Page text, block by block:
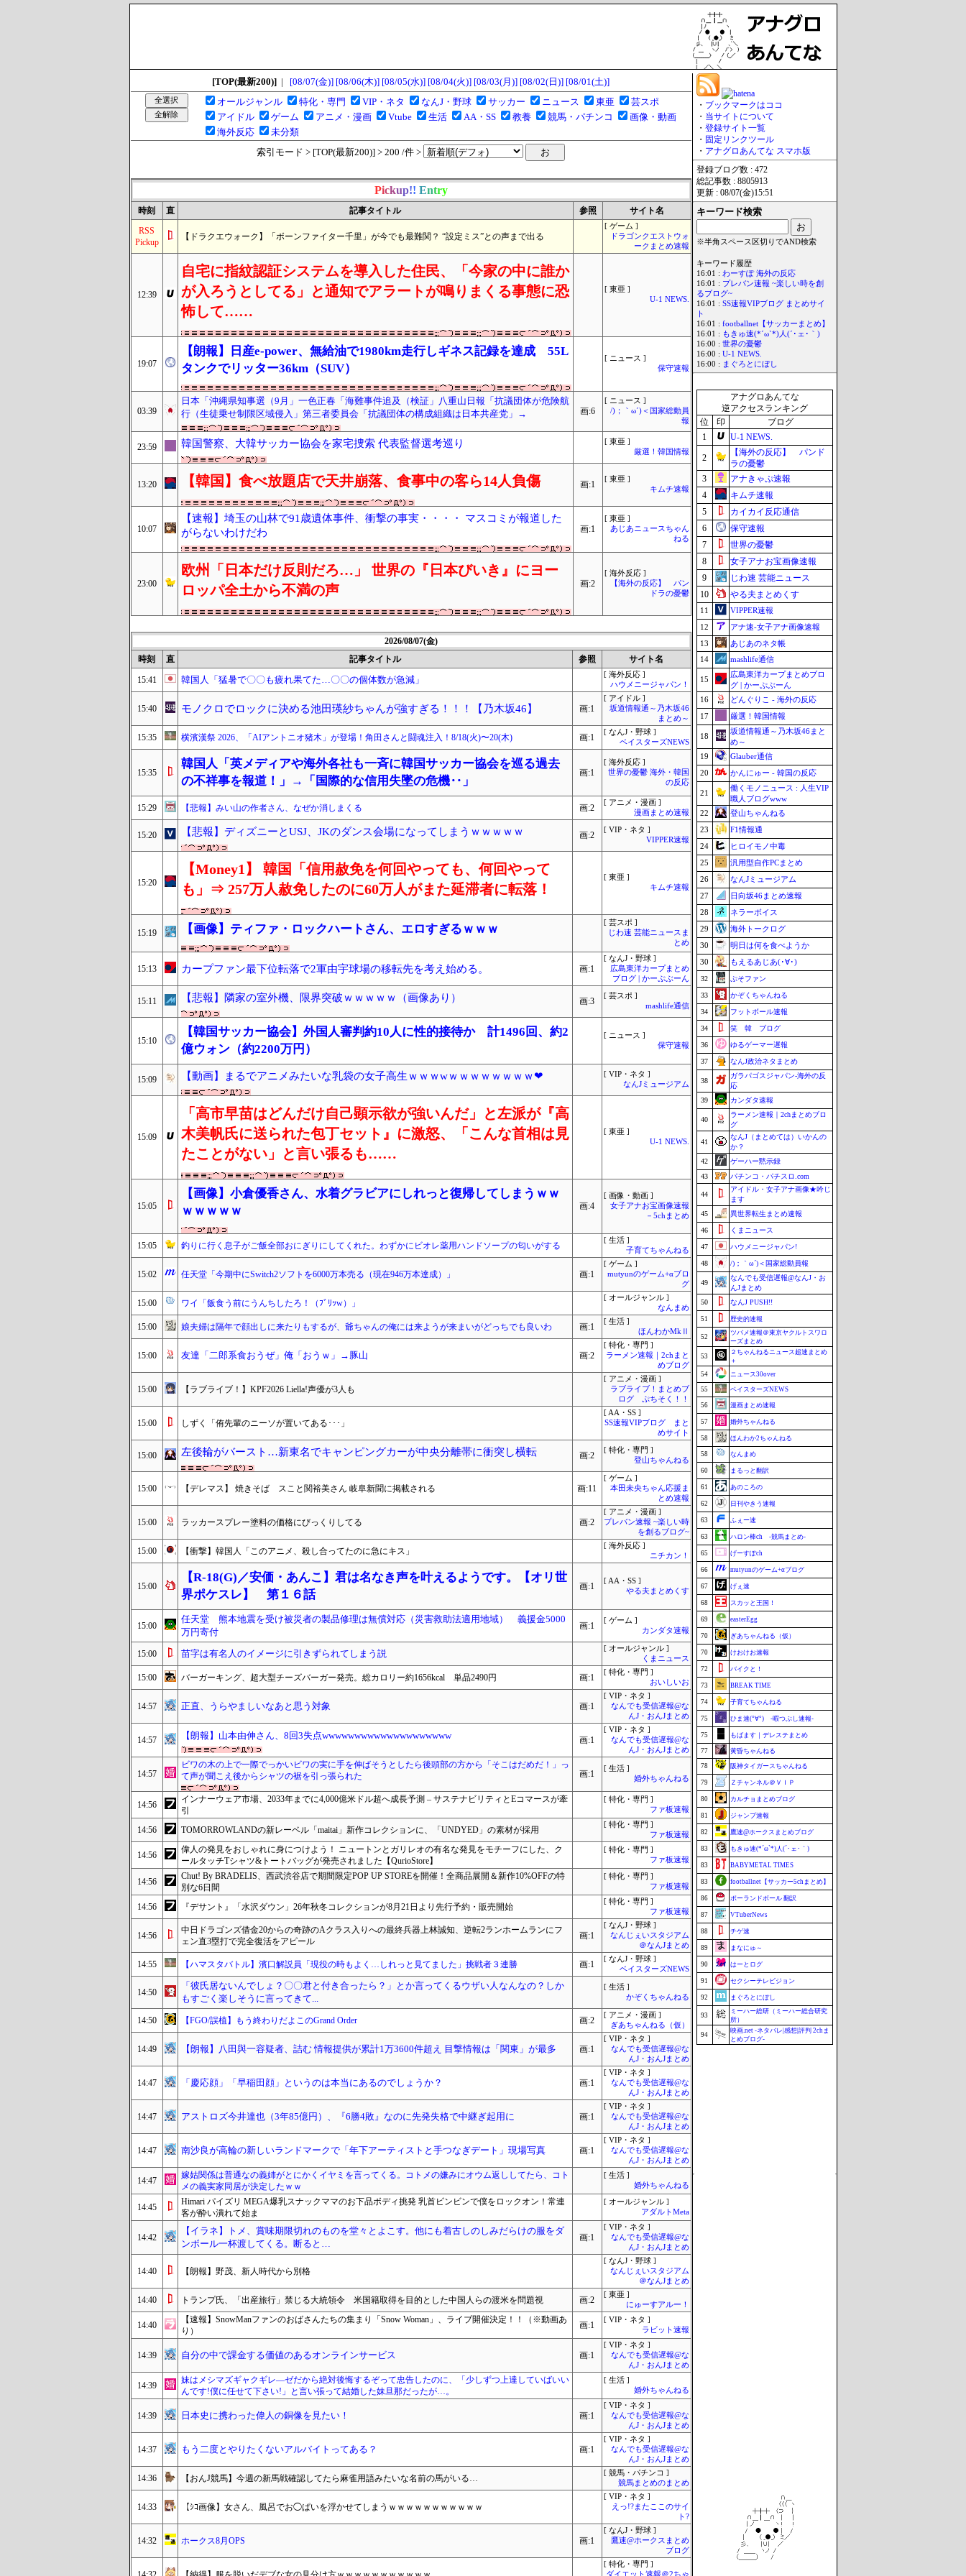
[TOP(最新200)] | [08/07(金)] [08/06(木)] [08/05(水)] [08/04(火)] [08/03(月)] [08/02(日)] [08/01(土)]
オールジャンル
特化・専門 VIP・ネタ なんJ・野球 サッカー ニュース 東亜
芸スポ
アイドル
ゲーム アニメ・漫画 Vtube 生活 AA・SS 教養 競馬・パチンコ
画像・動画
海外反応
未分類
索引モード > [TOP(最新200)] > 200 /件 >
Pickup!! Entry
時刻 直 記事タイトル 参照
サイト名
RSS
Pickup
【ドラクエウォーク】「ボーンファイター千里」が今でも最難関？ “設定ミス”との声まで出る
[ ゲーム ]
ドラゴンクエストウォ
ークまとめ速報
12:39
自宅に指紋認証システムを導入した住民、「今家の中に誰か
が入ろうとしてる」と通知でアラートが鳴りまくる事態に恐
怖して……
[ 東亜 ]
U-1 NEWS.
19:07
【朗報】日産e-power、無給油で1980km走行しギネス記録を達成 55L
タンクでリッター36km（SUV）
[ ニュース ]
保守速報
03:39
日本「沖縄県知事選（9月」一色正春「海難事件追及（検証」八重山日報「抗議団体が危険航
行（生徒乗せ制限区域侵入」第三者委員会「抗議団体の構成組織は日本共産党」→
画:6
[ ニュース ]
/)；｀ω´)＜国家総動員
報
23:59 韓国警察、大韓サッカー協会を家宅捜索 代表監督選考巡り
[ 東亜 ]
厳選！韓国情報
13:20 【韓国】食べ放題店で天井崩落、食事中の客ら14人負傷 画:1
[ 東亜 ]
キムチ速報
10:07
【速報】埼玉の山林で91歳遺体事件、衝撃の事実・・・・ マスコミが報道した
がらないわけだわ
画:1
[ 東亜 ]
あじあニュースちゃん
ねる
23:00
欧州「日本だけ反則だろ…」 世界の『日本びいき』にヨー
ロッパ全土から不満の声
画:2
[ 海外反応 ]
【海外の反応】 パン
ドラの憂鬱
2026/08/07(金)
時刻
直 記事タイトル 参照 サイト名
15:41 韓国人「猛暑で〇〇も疲れ果てた…〇〇の個体数が急減」
[ 海外反応 ]
ハウメニージャパン！
15:40 モノクロでロックに決める池田瑛紗ちゃんが強すぎる！！！【乃木坂46】 画:1
[ アイドル ]
坂道情報通～乃木坂46
まとめ～
15:35 横濱漢祭 2026、「AIアントニオ猪木」が登場！角田さんと闘魂注入！8/18(火)〜20(木) 画:1
[ なんJ・野球 ]
ベイスターズNEWS
15:35
韓国人「英メディアや海外各社も一斉に韓国サッカー協会を巡る過去
の不祥事を報道！」→「国際的な信用失墜の危機‥」
画:1
[ 海外反応 ]
世界の憂鬱 海外・韓国
の反応
15:29 【悲報】みい山の作者さん、なぜか消しまくる 画:2
[ アニメ・漫画 ]
漫画まとめ速報
15:20 【悲報】ディズニーとUSJ、JKのダンス会場になってしまうｗｗｗｗｗ 画:2
[ VIP・ネタ ]
VIPPER速報
15:20
【Money1】 韓国「信用赦免を何回やっても、何回やって
も」⇒ 257万人赦免したのに60万人がまた延滞者に転落！
[ 東亜 ]
キムチ速報
15:19 【画像】ティファ・ロックハートさん、エロすぎるｗｗｗ
[ 芸スポ ]
じわ速 芸能ニュースま
とめ
15:13 カープファン最下位転落で2軍由宇球場の移転先を考え始める。 画:1
[ なんJ・野球 ]
広島東洋カープまとめ
ブログ | かーぷぶーん
15:11 【悲報】隣家の室外機、限界突破ｗｗｗｗｗ（画像あり） 画:3
[ 芸スポ ]
mashlife通信
15:10
【韓国サッカー協会】外国人審判約10人に性的接待か 計1496回、約2
億ウォン（約2200万円）
[ ニュース ]
保守速報
15:09 【動画】まるでアニメみたいな乳袋の女子高生ｗｗｗwｗｗｗｗｗｗｗｗ❤
[ VIP・ネタ ]
なんJミュージアム
15:09
「高市早苗はどんだけ自己顕示欲が強いんだ」と左派が『高
木美帆氏に送られた包丁セット』に激怒、「こんな首相は見
たことがない」と言い張るも……
[ 東亜 ]
U-1 NEWS.
15:05
【画像】小倉優香さん、水着グラビアにしれっと復帰してしまうｗｗ
ｗｗｗｗｗ
画:4
[ 画像・動画 ]
女子アナお宝画像速報
－5chまとめ
15:05 釣りに行く息子がご飯全部おにぎりにしてくれた。わずかにビオレ薬用ハンドソープの匂いがする
[ 生活 ]
子育てちゃんねる
15:02 任天堂「今期中にSwitch2ソフトを6000万本売る（現在946万本達成）」 画:1
[ ゲーム ]
mutyunのゲーム+αブロ
グ
15:00 ワイ「飯食う前にうんちしたろ！（ﾌﾞﾘｯw）」
[ オールジャンル ]
なんまめ
15:00 娘夫婦は隔年で顔出しに来たりもするが、爺ちゃんの俺には来ようが来まいがどっちでも良いわ 画:1
[ 生活 ]
ほんわかMkⅡ
15:00 友達「二郎系食おうぜ」俺「おうｗ」→豚山 画:2
[ 特化・専門 ]
ラーメン速報｜2chまと
めブログ
15:00 【ラブライブ！】KPF2026 Liella!声優が3人も
[ アニメ・漫画 ]
ラブライブ！まとめブ
ログ ぷちそく！！
15:00 しずく「侑先輩のニーソが置いてある･･･」
[ AA・SS ]
SS速報VIPブログ まと
めサイト
15:00 左後輪がバースト…新東名でキャンピングカーが中央分離帯に衝突し横転 画:2
[ 特化・専門 ]
登山ちゃんねる
15:00 【デレマス】 焼きそば スこと関裕美さん 岐阜新聞に掲載される 画:11
[ ゲーム ]
本田未央ちゃん応援ま
とめ速報
15:00 ラッカースプレー塗料の価格にびっくりしてる 画:2
[ アニメ・漫画 ]
プレバン速報 ~楽しい時
を創るブログ~
15:00 【衝撃】韓国人「このアニメ、殺し合ってたのに急にキス」
[ 海外反応 ]
ニチカン！
15:00
【R-18(G)／安価・あんこ】君は名なき声を叶えるようです。【オリ世
界ポケスレ】 第１６話
画:1
[ AA・SS ]
やる夫まとめくす
15:00
任天堂 熊本地震を受け被災者の製品修理は無償対応（災害救助法適用地域） 義援金5000
万円寄付
画:1
[ ゲーム ]
カンダタ速報
15:00 苗字は有名人のイメージに引きずられてしまう説
[ オールジャンル ]
くまニュース
15:00 バーガーキング、超大型チーズバーガー発売。総カロリー約1656kcal 単品2490円 画:1
[ 特化・専門 ]
おいしいお
14:57 正直、うらやましいなあと思う対象 画:1
[ VIP・ネタ ]
なんでも受信遅報@な
んJ・おんJまとめ
14:57 【朗報】山本由伸さん、8回3失点wwwwwwwwwwwwwwwwwwww 画:1
[ VIP・ネタ ]
なんでも受信遅報@な
んJ・おんJまとめ
14:57
ビワの木の上で一際でっかいビワの実に手を伸ばそうとしたら後頭部の方から「そこはだめだ！」っ
て声が聞こえ後からシャツの裾を引っ張られた
画:1
[ 生活 ]
婚外ちゃんねる
14:56
インナーウェア市場、2033年までに4,000億米ドル超へ成長予測 – サステナビリティとEコマースが牽
引
[ 特化・専門 ]
ファ板速報
14:56 TOMORROWLANDの新レーベル「maitai」新作コレクションに、「UNDYED」の素材が採用
[ 特化・専門 ]
ファ板速報
14:56
偉人の発見をおしゃれに身につけよう！ ニュートンとガリレオの有名な発見をモチーフにした、ク
ールタッチTシャツ&トートバッグが発売されました【QurioStore】
[ 特化・専門 ]
ファ板速報
14:56
Chut! By BRADELIS、西武渋谷店で期間限定POP UP STOREを開催！全商品展開＆新作10%OFFの特
別な6日間
[ 特化・専門 ]
ファ板速報
14:56 『デサント』「水沢ダウン」26年秋冬コレクションが8月21日より先行予約・販売開始
[ 特化・専門 ]
ファ板速報
14:56
中日ドラゴンズ借金20からの奇跡のAクラス入りへの最終兵器上林誠知、逆転2ランホームランにフ
ェン直3塁打で完全復活をアピール
画:1
[ なんJ・野球 ]
なんじぇいスタジアム
＠なんJまとめ
14:55 【ハマスタバトル】濱口解説員「現役の時もよく…しれっと見てました」挑戦者３連勝 画:1
[ なんJ・野球 ]
ベイスターズNEWS
14:50
「彼氏居ないんでしょ？〇〇君と付き合ったら？」とか言ってくるウザい人なんなの？しか
もすごく楽しそうに言ってきて...
[ 生活 ]
かぞくちゃんねる
14:50 【FGO/誤植】もう終わりだよこのGrand Order 画:2
[ アニメ・漫画 ]
ぎあちゃんねる（仮）
14:49 【朗報】八田與一容疑者、詰む 情報提供が累計1万3600件超え 目撃情報は「関東」が最多 画:1
[ VIP・ネタ ]
なんでも受信遅報@な
んJ・おんJまとめ
14:47 「慶応顔」「早稲田顔」というのは本当にあるのでしょうか？ 画:1
[ VIP・ネタ ]
なんでも受信遅報@な
んJ・おんJまとめ
14:47 アストロズ今井達也（3年85億円）、『6勝4敗』なのに先発失格で中継ぎ起用に 画:1
[ VIP・ネタ ]
なんでも受信遅報@な
んJ・おんJまとめ
14:47 南沙良が高輪の新しいランドマークで「年下アーティストと手つなぎデート」現場写真 画:1
[ VIP・ネタ ]
なんでも受信遅報@な
んJ・おんJまとめ
14:47
嫁姑関係は普通なの義姉がとにかくイヤミを言ってくる。コトメの嫌みにオウム返ししてたら、コト
メの義実家同居が決定したｗｗ
[ 生活 ]
婚外ちゃんねる
14:45
Himari パイズリ MEGA爆乳スナックママのお下品ボディ挑発 乳首ビンビンで僕をロックオン！常連
客が酔い潰れて始ま
[ オールジャンル ]
アダルトMeta
14:42
【イラネ】トメ、賞味期限切れのものを堂々とよこす。他にも着古しのしみだらけの服をダ
ンボール一杯渡してくる。断ると…
画:1
[ VIP・ネタ ]
なんでも受信遅報@な
んJ・おんJまとめ
14:40 【朗報】野茂、新人時代から別格
[ なんJ・野球 ]
なんじぇいスタジアム
＠なんJまとめ
14:40 トランプ氏、「出産旅行」禁じる大統領令 米国籍取得を目的とした中国人らの渡米を問題視 画:2
[ 東亜 ]
にゅーすアルー！
14:40
【速報】SnowManファンのおばさんたちの集まり「Snow Woman」、ライブ開催決定！！（※動画あ
り）
画:1
[ VIP・ネタ ]
ラビット速報
14:39 自分の中で課金する価値のあるオンラインサービス 画:1
[ VIP・ネタ ]
なんでも受信遅報@な
んJ・おんJまとめ
14:39
妹はメシマズギャクギレ―ゼだから絶対後悔するぞって忠告したのに、「少しずつ上達していばいい
んです!僕に任せて下さい!」と言い張って結婚した妹旦那だったが…。
[ 生活 ]
婚外ちゃんねる
14:39 日本史に携わった偉人の銅像を見たい！ 画:1
[ VIP・ネタ ]
なんでも受信遅報@な
んJ・おんJまとめ
14:37 もう二度とやりたくないアルバイトってある？ 画:1
[ VIP・ネタ ]
なんでも受信遅報@な
んJ・おんJまとめ
14:36 【おんJ競馬】今週の新馬戦確認してたら麻雀用語みたいな名前の馬がいる…
[ 競馬・パチンコ ]
競馬まとめのまとめ
14:33 【ｼｺ画像】女さん、風呂でお◯ぱいを浮かせてしまうｗｗｗｗｗｗｗｗｗｗｗ
[ VIP・ネタ ]
えっ!?またここのサイ
ト?
14:32 ホークス8月OPS 画:1
[ なんJ・野球 ]
鷹速@ホークスまとめ
ブログ
[ 特化・専門 ]
ダイエット速報＠2ちゃ
・ ブックマークはココ
・ 当サイトについて
・ 登録サイト一覧
・ 固定リンクツール
・ アナグロあんてな スマホ版
登録ブログ数 : 472
総記事数 : 8805913
更新 : 08/07(金)15:51
キーワード検索
※半角スペース区切りでAND検索
キーワード履歴
16:01 : わーすぽ 海外の反応
16:01 : プレバン速報 ~楽しい時を創
るブログ~
16:01 : SS速報VIPブログ まとめサイ
ト
16:01 : footballnet【サッカーまとめ】
16:01 : もきゅ速(*´ω`*)人(´･ェ･｀)
16:00 : 世界の憂鬱
16:00 : U-1 NEWS.
16:00 : まぐろとにぼし
アナグロあんてな
逆アクセスランキング
位
印
ブログ
1
U-1 NEWS.
2
【海外の反応】 パンド
ラの憂鬱
3
アナきゃぷ速報
4
キムチ速報
5
カイカイ反応通信
6
保守速報
7
世界の憂鬱
8
女子アナお宝画像速報
9
じわ速 芸能ニュース
10
やる夫まとめくす
11
VIPPER速報
12
アナ速‐女子アナ画像速報
13
あじあのネタ帳
14
mashlife通信
15
広島東洋カープまとめブロ
グ | かーぷぶーん
16
どんぐりこ - 海外の反応
17
厳選！韓国情報
18
坂道情報通～乃木坂46まと
め～
19
Glauber通信
20
かんにゅー - 韓国の反応
21
働くモノニュース : 人生VIP
職人ブログwww
22
登山ちゃんねる
23
F1情報通
24
ヒロイモノ中毒
25
汎用型自作PCまとめ
26
なんJミュージアム
27
日向坂46まとめ速報
28
ネラーボイス
29
海外トークログ
30
明日は何を食べようか
30
もえるあじあ(･∀･)
32 ぷそファン
33 かぞくちゃんねる
34 フットボール速報
34 笑 韓 ブログ
36 ゆるゲーマー遅報
37 なんJ政治ネタまとめ
38
ガラパゴスジャパン-海外の反
応
39
カンダタ速報
40
ラーメン速報｜2chまとめブロ
グ
41
なんJ（まとめては）いかんの
か？
42
ゲーハー黙示録
43
パチンコ・パチスロ.com
44
アイドル・女子アナ画像★吟じ
ます
45
異世界転生まとめ速報
46 くまニュース
47 ハウメニージャパン!
48 /)；｀ω´)＜国家総動員報
49
なんでも受信遅報@なんJ・お
んJまとめ
50
なんJ PUSH!!
51 歴史的速報
52
ツバメ速報＠東京ヤクルトスワロ
ーズまとめ
53
２ちゃんねるニュース超速まとめ
＋
54
ニュース30over
55 ベイスターズNEWS
56 漫画まとめ速報
57 婚外ちゃんねる
58 ほんわか2ちゃんねる
58 なんまめ
60 まるっと翻訳
61 あのころの
62 日刊やきう速報
63 ふぇー速
63 ハロン棒ch -競馬まとめ-
65 げーすぽch
66 mutyunのゲーム+αブログ
67 げぇ速
68 スカッと王国！
69 easterEgg
70 ぎあちゃんねる（仮）
70 けおけお速報
72 バイクと！
73 BREAK TIME
74 子育てちゃんねる
75 ひま速(°∀°) -暇つぶし速報-
75 もばます｜デレステまとめ
77 黄昏ちゃんねる
78 阪神タイガースちゃんねる
79 Ｚチャンネル＠ＶＩＰ
80 カルチョまとめブログ
81 ジャンプ速報
82 鷹速@ホークスまとめブログ
83 もきゅ速(*´ω`*)人(´･ェ･｀)
83 BABYMETAL TIMES
83 footballnet【サッカー5chまとめ】
86 ポーランドボール 翻訳
87 VTuberNews
88 チゲ速
89 まなにゅ～
90 はーとログ
91 セクシーテレビジョン
92 まぐろとにぼし
93
ミーハー総研（ミーハー総合研究
所）
94
映画.net -ネタバレ|感想|評判 2chま
とめブログ-